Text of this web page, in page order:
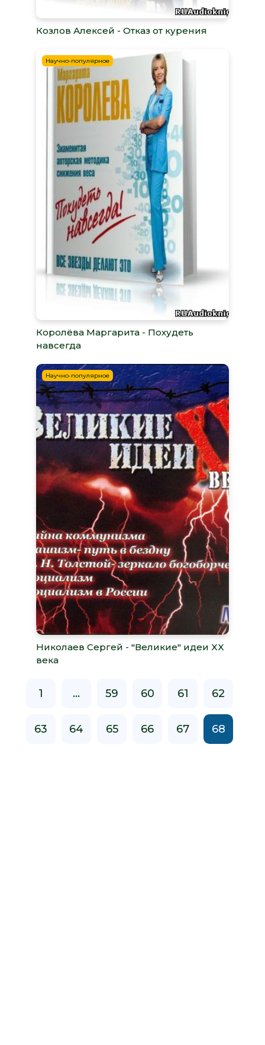
Козлов Алексей - Отказ от курения
Научно-популярное
Королёва Маргарита - Похудеть
навсегда
Научно-популярное
Николаев Сергей - "Великие" идеи XX
века
1 ... 59 60 61 62
63 64 65 66 67 68